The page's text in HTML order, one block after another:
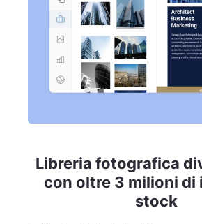
Libreria fotografica
con oltre 3 milioni di
stock